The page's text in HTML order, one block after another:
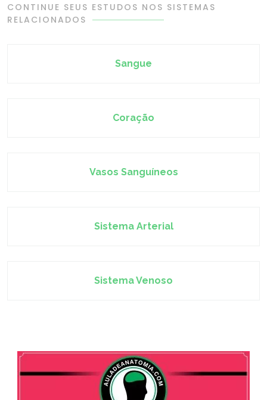
CONTINUE SEUS ESTUDOS NOS SISTEMAS
RELACIONADOS
Sangue
Coração
Vasos Sanguíneos
Sistema Arterial
Sistema Venoso